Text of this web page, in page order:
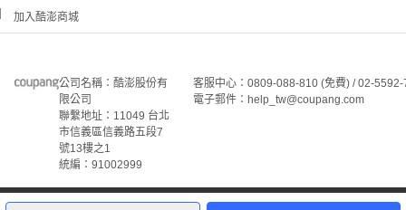
4
加入酷澎商城
公司名稱：酷澎股份有
限公司
聯繫地址：11049 台北
市信義區信義路五段7
號13樓之1
統編：91002999
客服中心：0809-088-810 (免費) / 02-
電子郵件：help_tw@coupang.com
©Coupang Taiwan Co., Ltd. 保留所有權利。